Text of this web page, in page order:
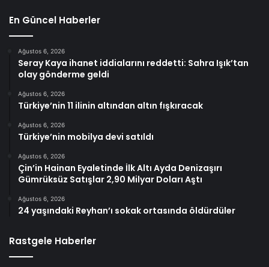
En Güncel Haberler
Ağustos 6, 2026
Seray Kaya ihanet iddialarını reddetti: Sahra Işık’tan
olay gönderme geldi
Ağustos 6, 2026
Türkiye’nin 11 ilinin altından altın fışkıracak
Ağustos 6, 2026
Türkiye’nin mobilya devi satıldı
Ağustos 6, 2026
Çin’in Hainan Eyaletinde İlk Altı Ayda Denizaşırı
Gümrüksüz Satışlar 2,90 Milyar Doları Aştı
Ağustos 6, 2026
24 yaşındaki Reyhan’ı sokak ortasında öldürdüler
Rastgele Haberler